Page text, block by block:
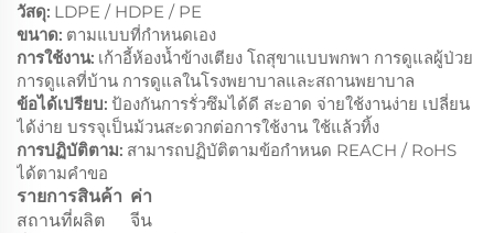
วัสดุ: LDPE / HDPE / PE
ขนาด: ตามแบบที่กำหนดเอง
การใช้งาน: เก้าอี้ห้องน้ำข้างเตียง โถสุขาแบบพกพา การดูแลผู้ป่วย
การดูแลที่บ้าน การดูแลในโรงพยาบาลและสถานพยาบาล
ข้อได้เปรียบ: ป้องกันการรั่วซึมได้ดี สะอาด จ่ายใช้งานง่าย เปลี่ยน
ได้ง่าย บรรจุเป็นม้วนสะดวกต่อการใช้งาน ใช้แล้วทิ้ง
การปฏิบัติตาม: สามารถปฏิบัติตามข้อกำหนด REACH / RoHS
ได้ตามคำขอ
รายการสินค้า ค่า
สถานที่ผลิต
จีน